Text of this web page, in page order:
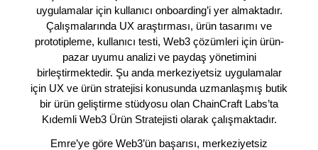
uygulamalar için kullanıcı onboarding’i yer almaktadır.
Çalışmalarında UX araştırması, ürün tasarımı ve
prototipleme, kullanıcı testi, Web3 çözümleri için ürün-
pazar uyumu analizi ve paydaş yönetimini
birleştirmektedir. Şu anda merkeziyetsiz uygulamalar
için UX ve ürün stratejisi konusunda uzmanlaşmış butik
bir ürün geliştirme stüdyosu olan ChainCraft Labs’ta
Kıdemli Web3 Ürün Stratejisti olarak çalışmaktadır.
Emre’ye göre Web3’ün başarısı, merkeziyetsiz